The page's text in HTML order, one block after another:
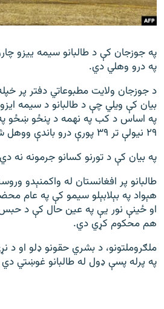
اړیکه
Azadi English
راسره ملګري شئ
د ازادې اروپا/ ازادي راډيو ټولې پاڼې
په جوزجان کې د طالبانو سیمه ییزو
په درو وهلي دي.
د جوزجان ولایت مطبوعاتي دفتر پر
بیان کې ویلي چې د طالبانو د سیمه
۲۹ نیولې تر ۳۹ پورې درو باندې ووهل شول.
په بیان کې د تورنو کسانو جرمونه
طالبانو پر افغانستان له واکمنېدو
هېواد په بېلابېلو سیمو کې په عام
او ځینې نور یې په عین حال کې د حبس
هم محکوم کړي دي.
ملګروملتونو، د بشري حقونو ډلو او د
په پرله پسې ډول له طالبانو غوښتي